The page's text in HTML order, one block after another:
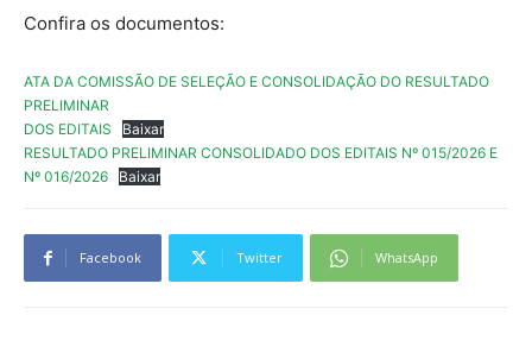
Confira os documentos:
ATA DA COMISSÃO DE SELEÇÃO E CONSOLIDAÇÃO DO RESULTADO
PRELIMINAR
DOS EDITAIS
Baixar
RESULTADO PRELIMINAR CONSOLIDADO DOS EDITAIS Nº 015/2026 E
Nº 016/2026
Baixar
Facebook Twitter WhatsApp